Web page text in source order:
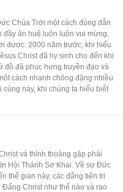
Chúa Trời một cách đúng đắn
đầy ân huệ luôn luôn vui mừng,
được. 2000 năm trước, khi hiểu
Christ đã hy sinh cho đến khi
đồ đã phục hưng truyền đạo và
cách nhanh chóng đặng nhiều
này, khi chúng ta hiểu biết
và thỉnh thoảng gặp phải
Hội Thánh Sơ Khai. Về sự Đức
thế gian này, các đấng tiên tri
Christ như thế nào và rao